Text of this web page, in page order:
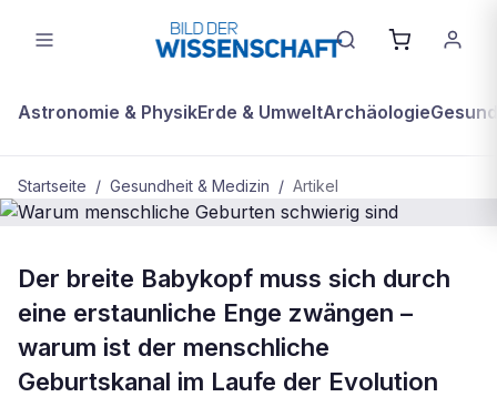
Astronomie & PhysikErde & UmweltArchäologie
Startseite / Gesundheit & Medizin / Artikel
Warum menschliche Geburten
schwierig sind
Der breite Babykopf muss sich durch
eine erstaunliche Enge zwängen –
warum ist der menschliche
Geburtskanal im Laufe der Evolution